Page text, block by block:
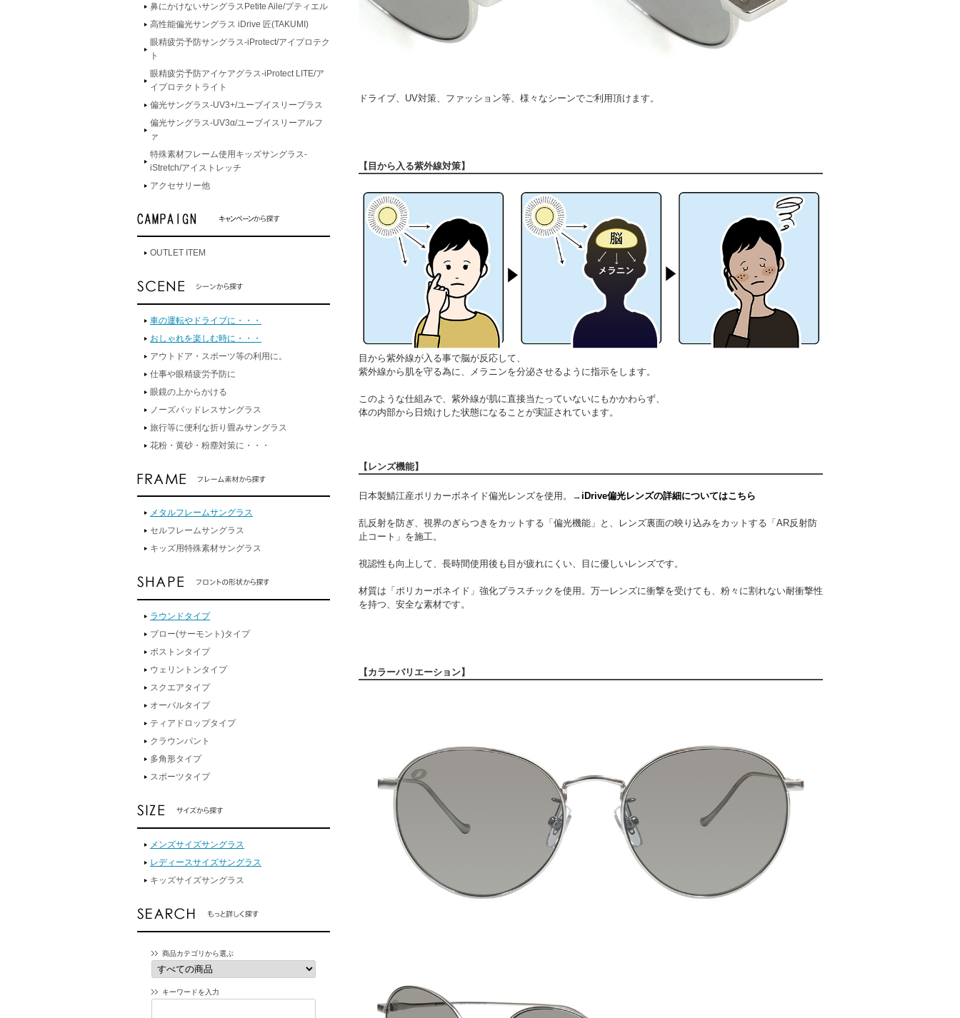
鼻にかけないサングラスPetite Aile/プティエル
高性能偏光サングラス iDrive 匠(TAKUMI)
眼精疲労予防サングラス-iProtect/アイプロテク
ト
眼精疲労予防アイケアグラス-iProtect LITE/ア
イプロテクトライト
偏光サングラス-UV3+/ユーブイスリープラス
偏光サングラス-UV3α/ユーブイスリーアルフ
ァ
特殊素材フレーム使用キッズサングラス-
iStretch/アイストレッチ
アクセサリー他
OUTLET ITEM
車の運転やドライブに・・・
おしゃれを楽しむ時に・・・
アウトドア・スポーツ等の利用に。
仕事や眼精疲労予防に
眼鏡の上からかける
ノーズパッドレスサングラス
旅行等に便利な折り畳みサングラス
花粉・黄砂・粉塵対策に・・・
メタルフレームサングラス
セルフレームサングラス
キッズ用特殊素材サングラス
ラウンドタイプ
ブロー(サーモント)タイプ
ボストンタイプ
ウェリントンタイプ
スクエアタイプ
オーバルタイプ
ティアドロップタイプ
クラウンパント
多角形タイプ
スポーツタイプ
メンズサイズサングラス
レディースサイズサングラス
キッズサイズサングラス
商品カテゴリから選ぶ
キーワードを入力
ドライブ、UV対策、ファッション等、様々なシーンでご利用頂けます。
【目から入る紫外線対策】
目から紫外線が入る事で脳が反応して、
紫外線から肌を守る為に、メラニンを分泌させるように指示をします。
このような仕組みで、紫外線が肌に直接当たっていないにもかかわらず、
体の内部から日焼けした状態になることが実証されています。
【レンズ機能】
日本製鯖江産ポリカーボネイド偏光レンズを使用。→iDrive偏光レンズの詳細についてはこちら
乱反射を防ぎ、視界のぎらつきをカットする「偏光機能」と、レンズ裏面の映り込みをカットする「AR反射防
止コート」を施工。
視認性も向上して、長時間使用後も目が疲れにくい、目に優しいレンズです。
材質は「ポリカーボネイド」強化プラスチックを使用。万一レンズに衝撃を受けても、粉々に割れない耐衝撃性
を持つ、安全な素材です。
【カラーバリエーション】